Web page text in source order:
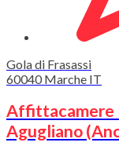
Gola di Frasassi
60040 Marche IT
Affittacamere
Agugliano